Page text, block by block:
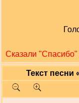
Сказали "Cпасибо"
Текст песни